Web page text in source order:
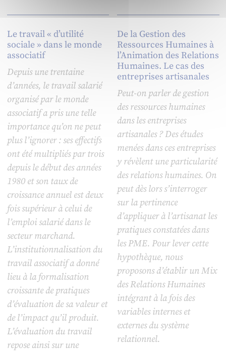
Le travail « d’utilité
sociale » dans le monde
associatif
Depuis une trentaine
d’années, le travail salarié
organisé par le monde
associatif a pris une telle
importance qu’on ne peut
plus l’ignorer : ses effectifs
ont été multipliés par trois
depuis le début des années
1980 et son taux de
croissance annuel est deux
fois supérieur à celui de
l’emploi salarié dans le
secteur marchand.
L’institutionnalisation du
travail associatif a donné
lieu à la formalisation
croissante de pratiques
d’évaluation de sa valeur et
de l’impact qu’il produit.
L’évaluation du travail
repose ainsi sur une
De la Gestion des
Ressources Humaines à
l’Animation des Relations
Humaines. Le cas des
entreprises artisanales
Peut-on parler de gestion
des ressources humaines
dans les entreprises
artisanales ? Des études
menées dans ces entreprises
y révèlent une particularité
des relations humaines. On
peut dès lors s’interroger
sur la pertinence
d’appliquer à l’artisanat les
pratiques constatées dans
les PME. Pour lever cette
hypothèque, nous
proposons d’établir un Mix
des Relations Humaines
intégrant à la fois des
variables internes et
externes du système
relationnel.